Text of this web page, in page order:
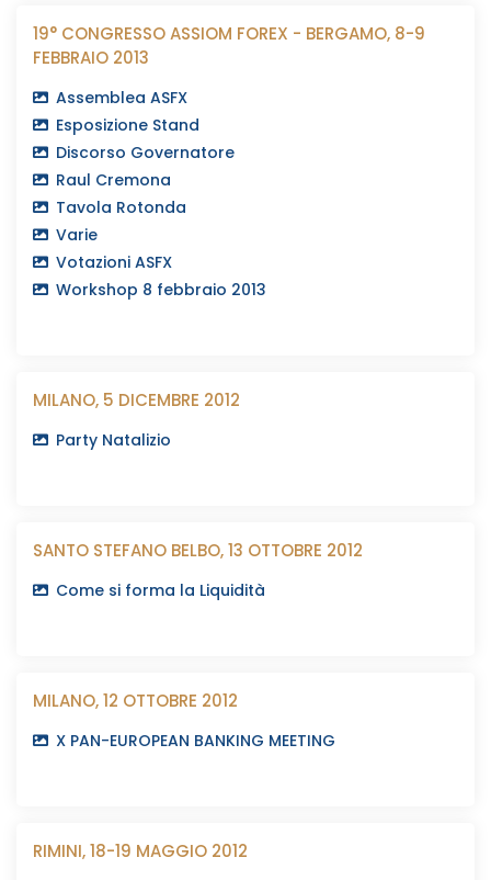
19° CONGRESSO ASSIOM FOREX - BERGAMO, 8-9
FEBBRAIO 2013
Assemblea ASFX
Esposizione Stand
Discorso Governatore
Raul Cremona
Tavola Rotonda
Varie
Votazioni ASFX
Workshop 8 febbraio 2013
MILANO, 5 DICEMBRE 2012
Party Natalizio
SANTO STEFANO BELBO, 13 OTTOBRE 2012
Come si forma la Liquidità
MILANO, 12 OTTOBRE 2012
X PAN-EUROPEAN BANKING MEETING
RIMINI, 18-19 MAGGIO 2012